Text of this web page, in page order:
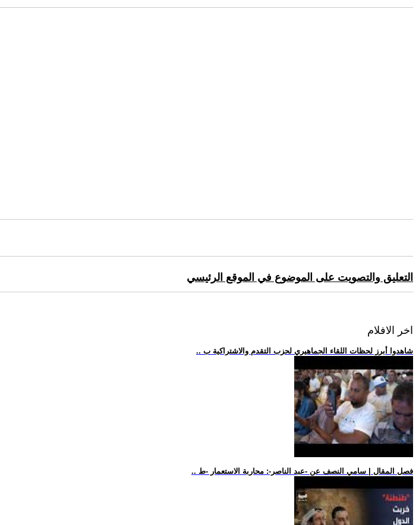
التعليق والتصويت على الموضوع في الموقع الرئيسي
اخر الافلام
.. شاهدوا أبرز لحظات اللقاء الجماهيري لحزب التقدم والاشتراكية ب
.. فصل المقال | سامي النصف عن -عبد الناصر-: محاربة الاستعمار -ط